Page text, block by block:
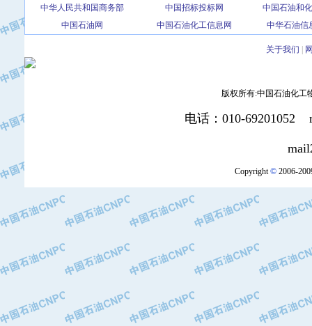
·中国石油大庆石油化工总厂
·北京三盈联合石油技术有限公司
·北京长空工业有限公司
·河北保定天威集团特变电气有限公司
·中国石油抚顺石化公司
·中国石油辽阳石油化纤公司
·托肯恒山科技（广州）有限公司
·中国石油兰州石油化工公司
·大庆油田有限责任公司
·中国石油辽河油田分公司
中华人民共和国商务部
中国招标投标网
中国石油和
中国石油网
中国石油化工信息网 中华石油信
关于我们
版权所有:中国石油化工
电话：010-69201052
Copyright©2006-